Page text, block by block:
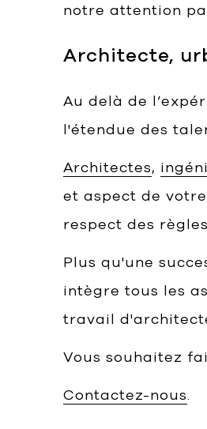
notre attention
Architecte,
Au delà de
l'étendue des
Architectes,
et aspect de
respect des
Plus qu'une
intègre tous les
travail
Vous souhaitez
Contactez-nous.